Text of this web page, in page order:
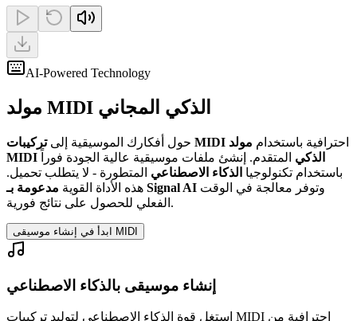
AI-Powered Technology
مولد MIDI الذكي المجاني
حول أفكارك الموسيقية إلى تركيبات MIDI احترافية باستخدام مولد
MIDI الذكي المتقدم. إنشئ ملفات موسيقية عالية الجودة فوراً
باستخدام تكنولوجيا الذكاء الاصطناعي المتطورة - لا يتطلب تحميل.
هذه الأداة القوية مدعومة بـ Signal AI
الفعلي للحصول على نتائج فورية.
ابدأ في إنشاء موسيقى MIDI
إنشاء موسيقى بالذكاء الاصطناعي
استغل قوة الذكاء الاصطناعي لتوليد تركيبات MIDI احترافية من